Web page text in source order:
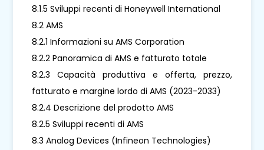
8.1.5 Sviluppi recenti di Honeywell International
8.2 AMS
8.2.1 Informazioni su AMS Corporation
8.2.2 Panoramica di AMS e fatturato totale
8.2.3 Capacità produttiva e offerta, prezzo,
fatturato e margine lordo di AMS (2023-2033)
8.2.4 Descrizione del prodotto AMS
8.2.5 Sviluppi recenti di AMS
8.3 Analog Devices (Infineon Technologies)